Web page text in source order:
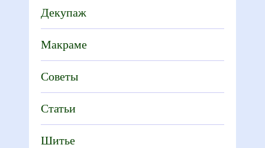
Декупаж
Макраме
Советы
Статьи
Шитье